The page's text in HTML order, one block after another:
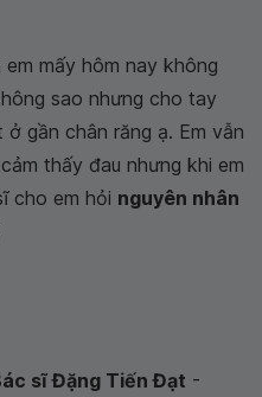
em mấy hôm nay không
sao nhưng cho tay
gần chân răng ạ. Em vẫn
thấy đau nhưng khi em
cho em hỏi nguyên nhân
sĩ Đặng Tiến Đạt -